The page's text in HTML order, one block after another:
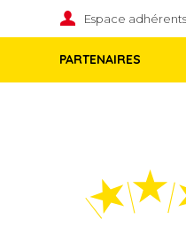
Espace adhérents
PARTENAIRES